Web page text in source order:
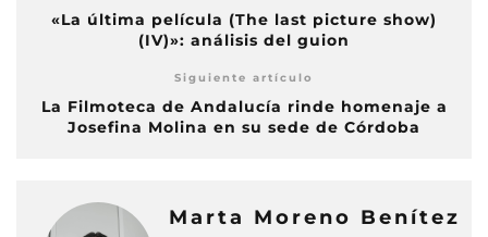
«La última película (The last picture show)
(IV)»: análisis del guion
Siguiente artículo
La Filmoteca de Andalucía rinde homenaje a
Josefina Molina en su sede de Córdoba
Marta Moreno Benítez